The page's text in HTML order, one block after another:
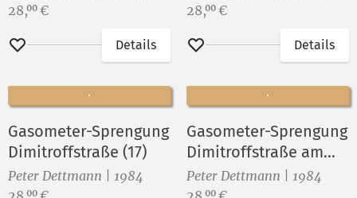
Preis:
28,00 €
Merken
Details
Preis:
28,00 €
Merken
Details
Gasometer-Sprengung
Dimitroffstraße (17)
Peter Dettmann | 1984
Preis:
00
Gasometer-Sprengung
Dimitroffstraße am
28.Juli 1984 (7)
Peter Dettmann | 1984
Preis:
00